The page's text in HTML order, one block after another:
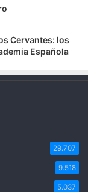
Cervantes: los
Española
29.707
9.518
5.037